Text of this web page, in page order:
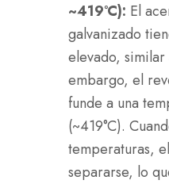
~419°C): El
galvanizado
elevado,
embargo, el
funde a una
(~419°C).
temperaturas,
separarse, lo